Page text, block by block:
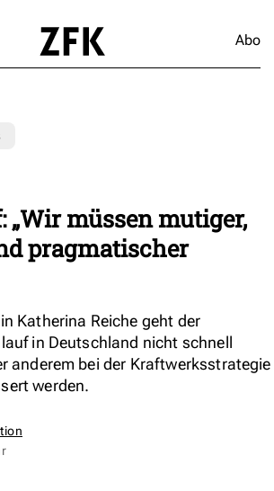
Abo
„Wir müssen mutiger,
pragmatischer
Katherina Reiche geht der
in Deutschland nicht schnell
anderem bei der Kraftwerksstrategie
werden.